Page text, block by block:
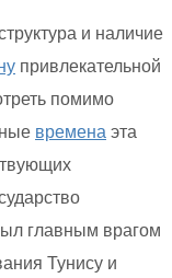
и наличие
привлекательной
помимо
времена эта
главным врагом
Тунису и